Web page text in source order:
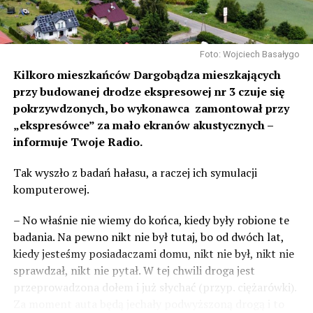
Foto: Wojciech Basałygo
Kilkoro mieszkańców Dargobądza mieszkających
przy budowanej drodze ekspresowej nr 3 czuje się
pokrzywdzonych, bo wykonawca zamontował przy
„ekspresówce” za mało ekranów akustycznych –
informuje Twoje Radio.
Tak wyszło z badań hałasu, a raczej ich symulacji
komputerowej.
– No właśnie nie wiemy do końca, kiedy były robione te
badania. Na pewno nikt nie był tutaj, bo od dwóch lat,
kiedy jesteśmy posiadaczami domu, nikt nie był, nikt nie
sprawdzał, nikt nie pytał. W tej chwili droga jest
przeprowadzona dołem i już słychać (przyp. ciężarówki).